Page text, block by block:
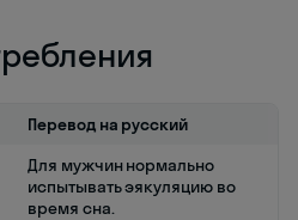
Перевод на русский
Для мужчин нормально
испытывать эякуляцию во
время сна.